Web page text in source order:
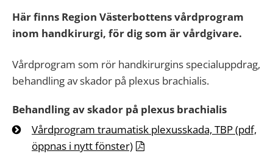
Här finns Region Västerbottens vårdprogram
inom handkirurgi, för dig som är vårdgivare.
Vårdprogram som rör handkirurgins specialuppdrag,
behandling av skador på plexus brachialis.
Behandling av skador på plexus brachialis
Vårdprogram traumatisk plexusskada, TBP (pdf,
öppnas i nytt fönster)